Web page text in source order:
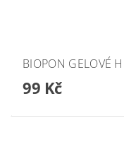
BIOPON GELOVÉ
99 Kč